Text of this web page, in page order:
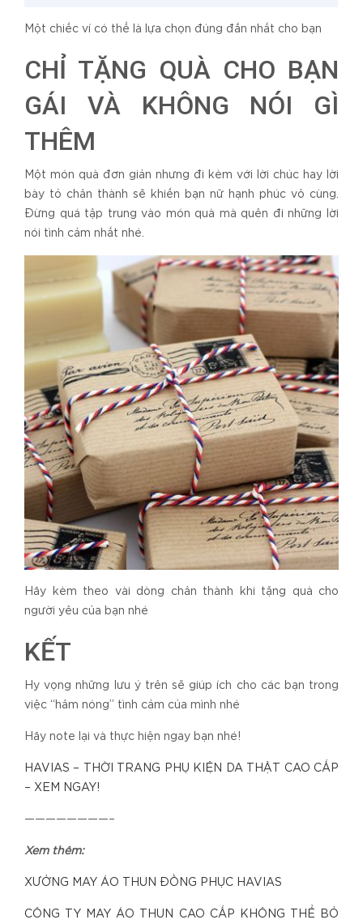
Một chiếc ví có thể là lựa chọn đúng đắn nhất cho bạn
CHỈ TẶNG QUÀ CHO BẠN
GÁI VÀ KHÔNG NÓI GÌ
THÊM
Một món quà đơn giản nhưng đi kèm với lời chúc hay lời
bày tỏ chân thành sẽ khiến bạn nữ hạnh phúc vô cùng.
Đừng quá tập trung vào món quà mà quên đi những lời
nói tình cảm nhất nhé.
Hãy kèm theo vài dòng chân thành khi tặng quà cho
người yêu của bạn nhé
KẾT
Hy vọng những lưu ý trên sẽ giúp ích cho các bạn trong
việc “hâm nóng” tình cảm của mình nhé
Hãy note lại và thực hiện ngay bạn nhé!
HAVIAS – THỜI TRANG PHỤ KIỆN DA THẬT CAO CẤP
– XEM NGAY!
————————–
Xem thêm:
XƯỞNG MAY ÁO THUN ĐỒNG PHỤC HAVIAS
CÔNG TY MAY ÁO THUN CAO CẤP KHÔNG THỂ BỎ